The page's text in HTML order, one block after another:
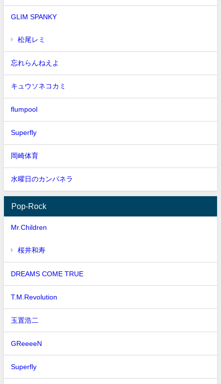
GLIM SPANKY
松尾レミ
忘れらんねえよ
キュウソネコカミ
flumpool
Superfly
岡崎体育
水曜日のカンパネラ
Pop-Rock
Mr.Children
桜井和寿
DREAMS COME TRUE
T.M.Revolution
玉置浩二
GReeeeN
Superfly